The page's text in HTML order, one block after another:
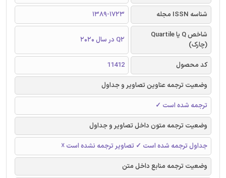
شناسه ISSN مجله
1389-1723
شاخص Q یا Quartile
(چارک)
Q2 در سال 2020
کد محصول
11412
وضعیت ترجمه عناوین تصاویر و جداول
ترجمه شده است ✓
وضعیت ترجمه متون داخل تصاویر و جداول
جداول ترجمه شده است ✓ تصاویر ترجمه نشده است ☓
وضعیت ترجمه منابع داخل متن